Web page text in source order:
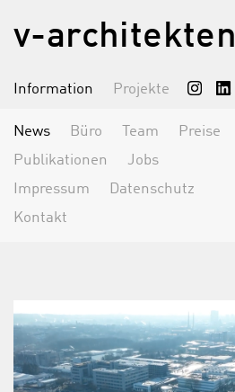
v-architekten
Information Projekte
News Büro Team
Preise
Publikationen
Jobs
Impressum
Datenschutz
Kontakt